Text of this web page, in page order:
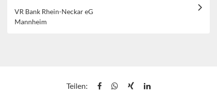
VR Bank Rhein-Neckar eG
Mannheim
Teilen: